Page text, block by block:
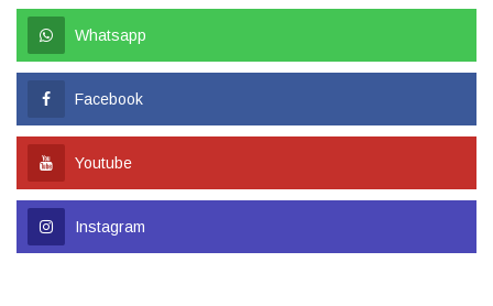
Whatsapp
Facebook
Youtube
Instagram